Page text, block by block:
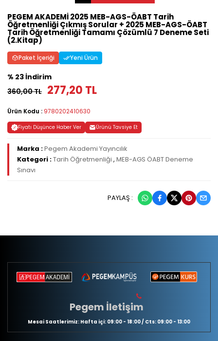
PEGEM AKADEMİ 2025 MEB-AGS-ÖABT Tarih
Öğretmenliği Çıkmış Sorular + 2025 MEB-AGS-ÖABT
Tarih Öğretmenliği Tamamı Çözümlü 7 Deneme Seti
(2.Kitap)
Paket İçeriği Yeni Ürün
% 23 İndirim
360,00 TL 277,20 TL
Ürün Kodu : 9780202410630
Fiyatı Düşünce Haber Ver Ürünü Tavsiye Et
Marka :Pegem Akademi Yayıncılık
Kategori :Tarih Öğretmenliği , MEB-AGS ÖABT Deneme
Sınavı
PAYLAŞ :
Pegem İletişim
Mesai Saatlerimiz: Hafta içi: 09:00 - 18:00 / Cts: 09:00 - 13:00